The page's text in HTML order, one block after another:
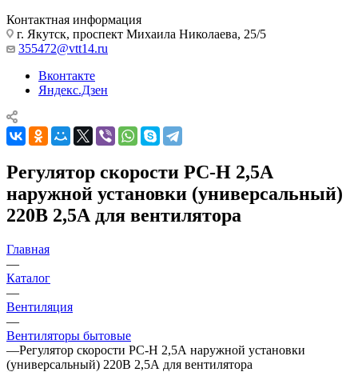
Контактная информация
г. Якутск, проспект Михаила Николаева, 25/5
355472@vtt14.ru
Вконтакте
Яндекс.Дзен
Регулятор скорости РС-Н 2,5А
наружной установки (универсальный)
220В 2,5А для вентилятора
Главная
—
Каталог
—
Вентиляция
—
Вентиляторы бытовые
—Регулятор скорости РС-Н 2,5А наружной установки
(универсальный) 220В 2,5А для вентилятора